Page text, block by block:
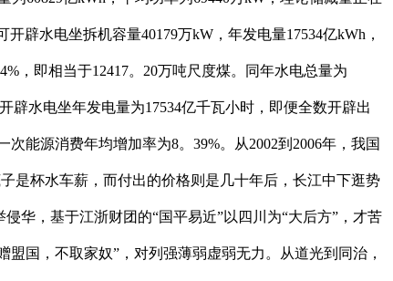
辟水电坐拆机容量40179万kW，年发电量17534亿kWh，
，即相当于12417。20万吨尺度煤。同年水电总量为
辟水电坐年发电量为17534亿千瓦小时，即便全数开辟出
能源消费年均增加率为8。39%。从2002到2006年，我国
是杯水车薪，而付出的价格则是几十年后，长江中下逛势
华，基于江浙财团的“国平易近”以四川为“大后方”，才苦
国，不取家奴”，对列强薄弱虚弱无力。从道光到同治，